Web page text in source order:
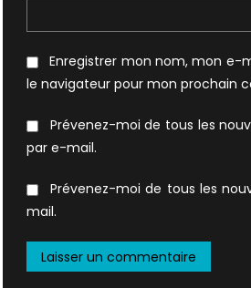
Enregistrer mon nom, mon e-
le navigateur pour mon prochain
Prévenez-moi de tous les
par e-mail.
Prévenez-moi de tous les
mail.